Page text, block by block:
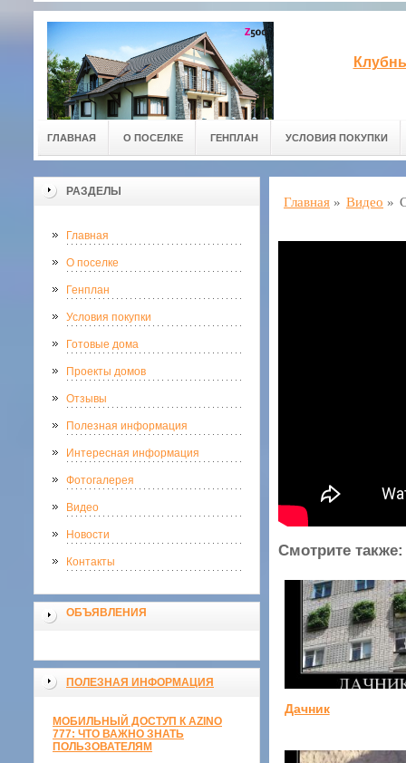
ГЛАВНАЯ О ПОСЕЛКЕ ГЕНПЛАН УСЛОВИЯ ПОКУПКИ
РАЗДЕЛЫ
Главная
О поселке
Генплан
Условия покупки
Готовые дома
Проекты домов
Отзывы
Полезная информация
Интересная информация
Фотогалерея
Видео
Новости
Контакты
ОБЪЯВЛЕНИЯ
ПОЛЕЗНАЯ ИНФОРМАЦИЯ
МОБИЛЬНЫЙ ДОСТУП К AZINO
777: ЧТО ВАЖНО ЗНАТЬ
ПОЛЬЗОВАТЕЛЯМ
Главная » Видео »
Смотрите также:
Дачник